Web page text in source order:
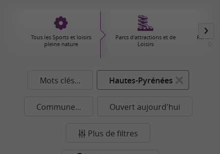
Tous les Sports et loisirs
pleine nature
Parcs d'attractions et de
Loisirs
Mots clés... Hautes-Pyrénées
Commune... Ouvert aujourd'hui
Plus de filtres